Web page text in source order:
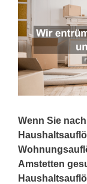
Wenn Sie
Amstetten